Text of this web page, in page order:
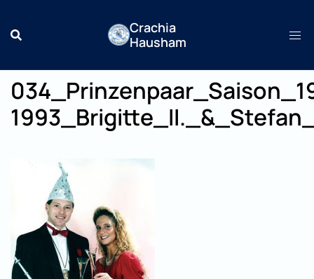
Inhalt
springen
Crachia
Hausham